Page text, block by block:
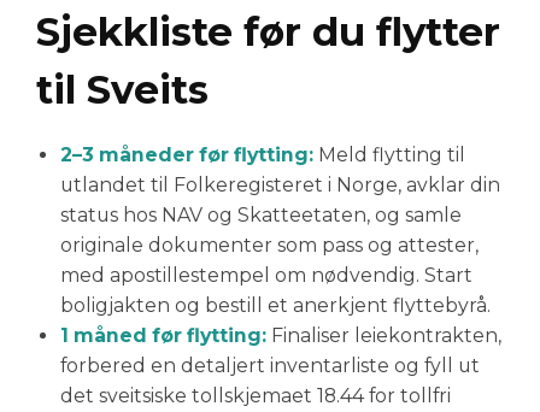
Sjekkliste før du flytter
til Sveits
2–3 måneder før flytting: Meld flytting til
utlandet til Folkeregisteret i Norge, avklar din
status hos NAV og Skatteetaten, og samle
originale dokumenter som pass og attester,
med apostillestempel om nødvendig. Start
boligjakten og bestill et anerkjent flyttebyrå.
1 måned før flytting: Finaliser leiekontrakten,
forbered en detaljert inventarliste og fyll ut
det sveitsiske tollskjemaet 18.44 for tollfri